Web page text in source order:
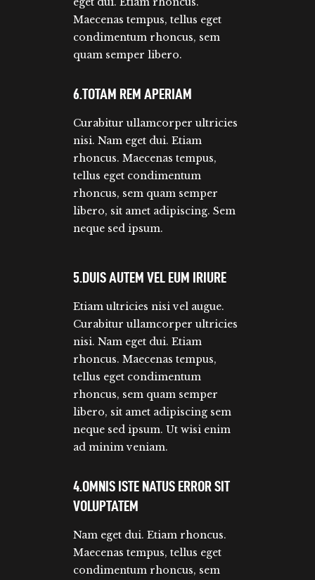
Maecenas tempus, tellus eget
condimentum rhoncus, sem
quam semper libero.
6.TOTAM REM APERIAM
Curabitur ullamcorper ultricies
nisi. Nam eget dui. Etiam
rhoncus. Maecenas tempus,
tellus eget condimentum
rhoncus, sem quam semper
libero, sit amet adipiscing. Sem
neque sed ipsum.
5.DUIS AUTEM VEL EUM IRIURE
Etiam ultricies nisi vel augue.
Curabitur ullamcorper ultricies
nisi. Nam eget dui. Etiam
rhoncus. Maecenas tempus,
tellus eget condimentum
rhoncus, sem quam semper
libero, sit amet adipiscing sem
neque sed ipsum. Ut wisi enim
ad minim veniam.
4.OMNIS ISTE NATUS ERROR SIT
VOLUPTATEM
Nam eget dui. Etiam rhoncus.
Maecenas tempus, tellus eget
condimentum rhoncus, sem